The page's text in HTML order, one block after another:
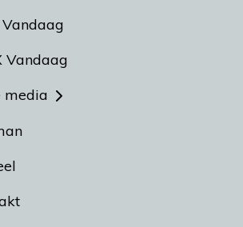
Vandaag
media